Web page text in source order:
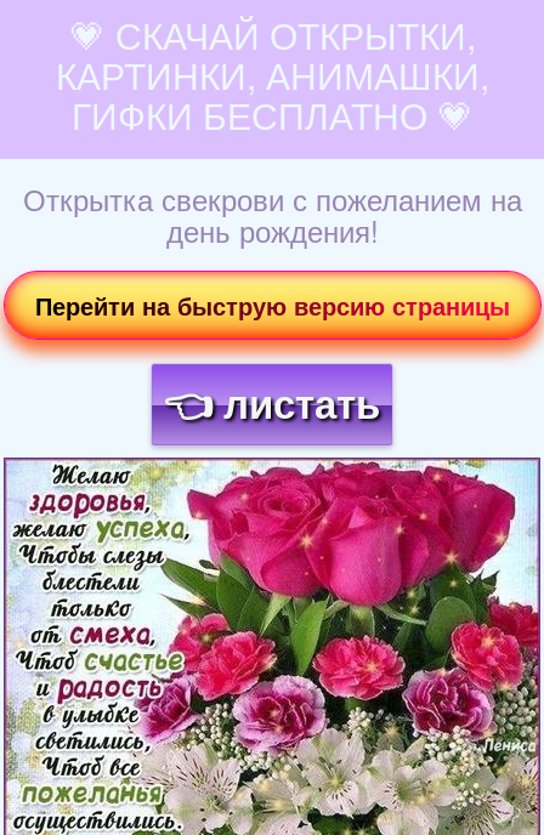
💗 СКАЧАЙ ОТКРЫТКИ,
КАРТИНКИ, АНИМАШКИ,
ГИФКИ БЕСПЛАТНО 💗
Открытка свекрови с пожеланием на
день рождения!
Перейти на быструю версию страницы
👈 листать
Загрузка картинки...